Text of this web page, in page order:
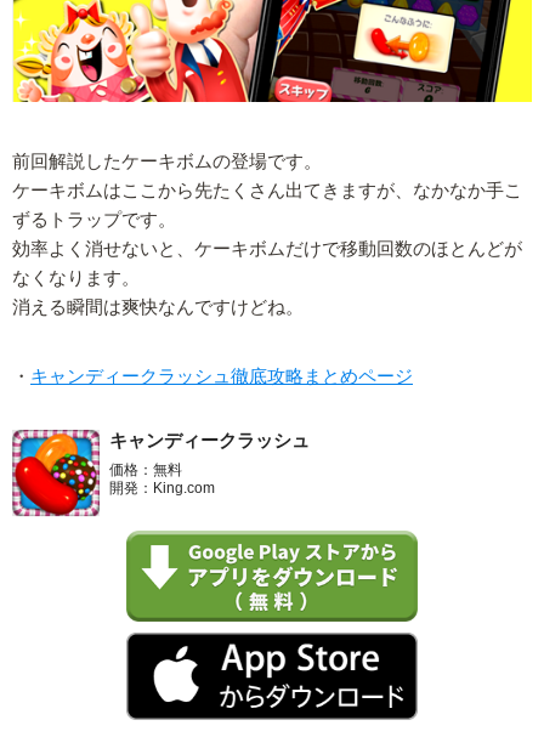
前回解説したケーキボムの登場です。
ケーキボムはここから先たくさん出てきますが、なかなか手こ
ずるトラップです。
効率よく消せないと、ケーキボムだけで移動回数のほとんどが
なくなります。
消える瞬間は爽快なんですけどね。
・ キャンディークラッシュ徹底攻略まとめページ
キャンディークラッシュ
価格：無料
開発：King.com